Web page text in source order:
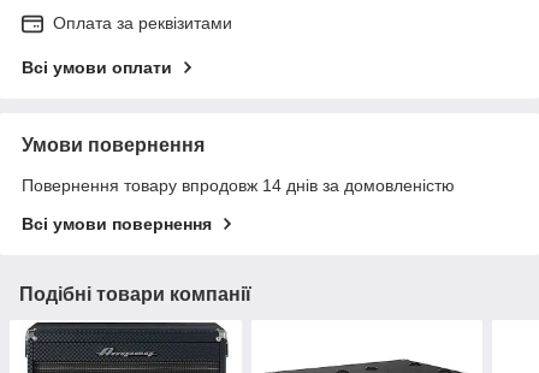
Оплата за реквізитами
Всі умови оплати
Умови повернення
Повернення товару впродовж 14 днів за домовленістю
Всі умови повернення
Подібні товари компанії